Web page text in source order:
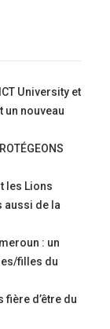
University et
un nouveau
les Lions
aussi de la
: un
filles du
d’être du